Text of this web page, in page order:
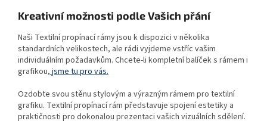
Kreativní možnosti podle Vašich přání
Naši Textilní propínací rámy jsou k dispozici v několika
standardních velikostech, ale rádi vyjdeme vstříc vašim
individuálním požadavkům. Chcete-li kompletní balíček s rámem i
grafikou, jsme tu pro vás.
Ozdobte svou stěnu stylovým a výrazným rámem pro textilní
grafiku. Textilní propínací rám představuje spojení estetiky a
praktičnosti pro dokonalou prezentaci vašich vizuálních sdělení.